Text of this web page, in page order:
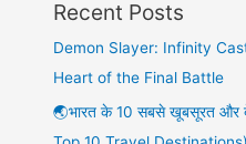
Recent Posts
Demon Slayer: Infinity
Heart of the Final Battle
🌏भारत के 10 सबसे खूबसूरत और